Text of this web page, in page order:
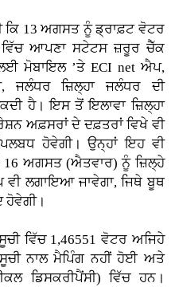
ਕਿ 13 ਅਗਸਤ ਨੂੰ ਡ੍ਰਾਫ਼ਟ ਵੋਟਰ
ਵਿੱਚ ਆਪਣਾ ਸਟੇਟਸ ਜ਼ਰੂਰ ਚੈੱਕ
ਮੋਬਾਇਲ ’ਤੇ ECI net ਐਪ,
ਜਲੰਧਰ ਜ਼ਿਲ੍ਹਾ ਜਲੰਧਰ ਦੀ
ਹੈ। ਇਸ ਤੋਂ ਇਲਾਵਾ ਜ਼ਿਲ੍ਹਾ
ਅਫ਼ਸਰਾਂ ਦੇ ਦਫ਼ਤਰਾਂ ਵਿਖੇ ਵੀ
ਹੋਵੇਗੀ। ਉਨ੍ਹਾਂ ਇਹ ਵੀ
ਅਗਸਤ (ਐਤਵਾਰ) ਨੂੰ ਜ਼ਿਲ੍ਹੇ
ਵੀ ਲਗਾਇਆ ਜਾਵੇਗਾ, ਜਿਥੇ ਬੂਥ
ਹੋਵੇਗੀ।
ਵਿੱਚ 1,46551 ਵੋਟਰ ਅਜਿਹੇ
ਨਾਲ ਮੈਪਿੰਗ ਨਹੀਂ ਹੋਈ ਅਤੇ
ਡਿਸਕਰੀਪੈਂਸੀ) ਵਿੱਚ ਹਨ।